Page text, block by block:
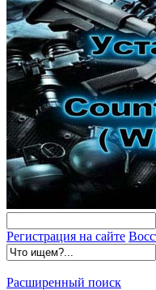
Регистрация на сайте
Расширенный поиск